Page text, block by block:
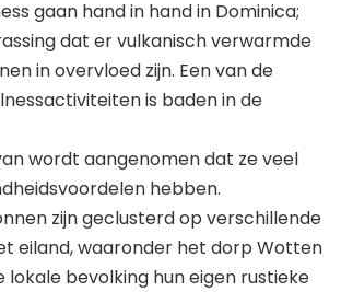
gaan hand in hand in Dominica;
dat er vulkanisch verwarmde
in overvloed zijn. Een van de
is baden in de
wordt aangenomen dat ze veel
hebben.
zijn geclusterd op verschillende
eiland, waaronder het dorp Wotten
lokale bevolking hun eigen rustieke